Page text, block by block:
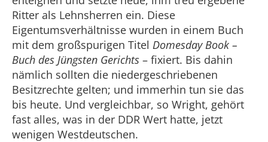
Ritter als Lehnsherren ein. Diese
Eigentumsverhältnisse wurden in einem Buch
mit dem großspurigen Titel Domesday Book –
Buch des Jüngsten Gerichts – fixiert. Bis dahin
nämlich sollten die niedergeschriebenen
Besitzrechte gelten; und immerhin tun sie das
bis heute. Und vergleichbar, so Wright, gehört
fast alles, was in der DDR Wert hatte, jetzt
wenigen Westdeutschen.